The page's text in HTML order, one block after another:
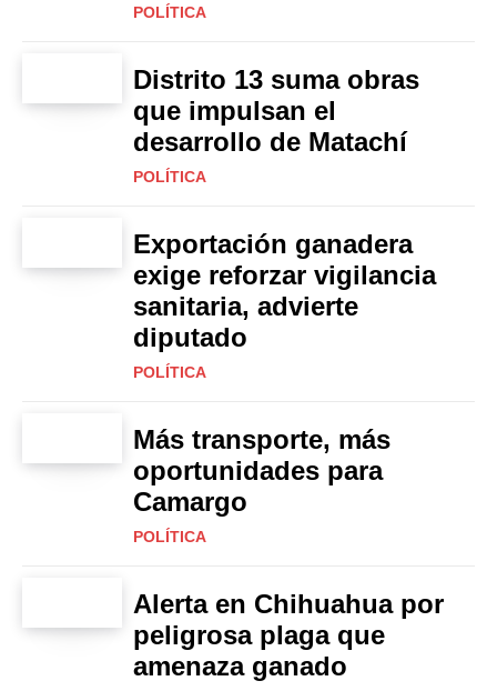
POLÍTICA
Distrito 13 suma obras
que impulsan el
desarrollo de Matachí
POLÍTICA
Exportación ganadera
exige reforzar vigilancia
sanitaria, advierte
diputado
POLÍTICA
Más transporte, más
oportunidades para
Camargo
POLÍTICA
Alerta en Chihuahua por
peligrosa plaga que
amenaza ganado